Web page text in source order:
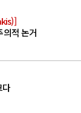
적 논거
다